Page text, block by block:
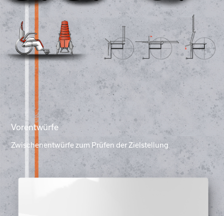
Vorentwürfe
Zwischenentwürfe zum Prüfen der Zielstellung